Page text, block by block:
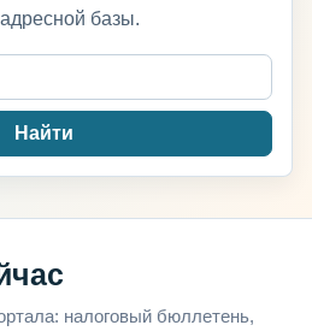
базы.
Найти
налоговый бюллетень,